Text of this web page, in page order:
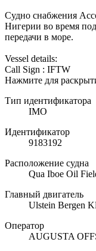
Судно снабжения
Нигерии во время
передачи в море.
Vessel details:
Call Sign : IFTW
Нажмите для
Тип идентификатора
IMO
Идентификатор
9183192
Расположение судна
Qua Iboe Oil
Главный двигатель
Ulstein Bergen
Оператор
AUGUSTA